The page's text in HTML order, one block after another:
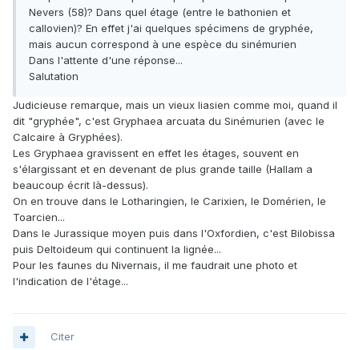
Nevers (58)? Dans quel étage (entre le bathonien et
callovien)? En effet j'ai quelques spécimens de gryphée,
mais aucun correspond à une espèce du sinémurien
Dans l'attente d'une réponse...
Salutation
Judicieuse remarque, mais un vieux liasien comme moi, quand il
dit "gryphée", c'est Gryphaea arcuata du Sinémurien (avec le
Calcaire à Gryphées).
Les Gryphaea gravissent en effet les étages, souvent en
s'élargissant et en devenant de plus grande taille (Hallam a
beaucoup écrit là-dessus).
On en trouve dans le Lotharingien, le Carixien, le Domérien, le
Toarcien...
Dans le Jurassique moyen puis dans l'Oxfordien, c'est Bilobissa
puis Deltoideum qui continuent la lignée...
Pour les faunes du Nivernais, il me faudrait une photo et
l'indication de l'étage...
Citer